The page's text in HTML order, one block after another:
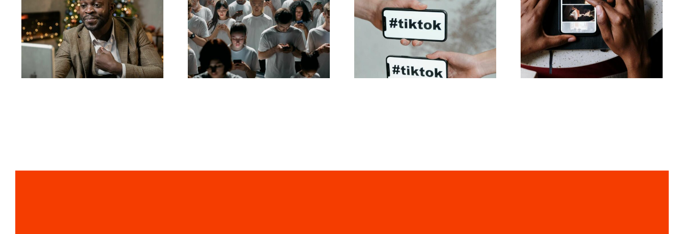
Jak ukryć
obserwujących na
LinkedIn, aby
zachować
prywatność
dotyczące
projektowania
wyjątkowych reklam
na Facebooku, które
skutecznie
konwertują
Najlepsze ustawienia
prywatności TikTok
na 2024 rok
Najlepsze aplikacje
do animacji zdjęć na
angażujące posty na
Facebooku